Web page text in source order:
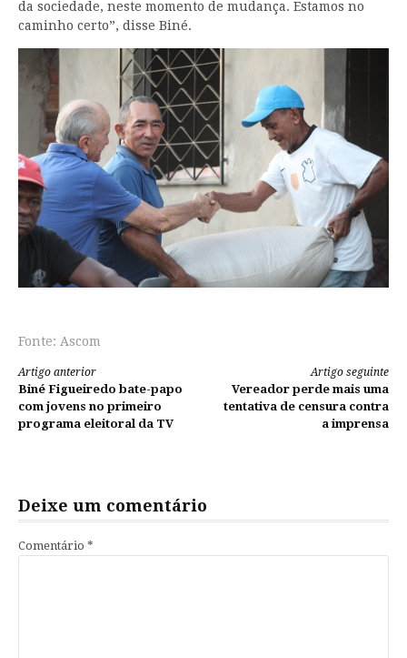
da sociedade, neste momento de mudança. Estamos no
caminho certo”, disse Biné.
Fonte: Ascom
Continue
lendo
Artigo anterior
Biné Figueiredo bate-papo
com jovens no primeiro
programa eleitoral da TV
Artigo seguinte
Vereador perde mais uma
tentativa de censura contra
a imprensa
Deixe um comentário
Comentário *